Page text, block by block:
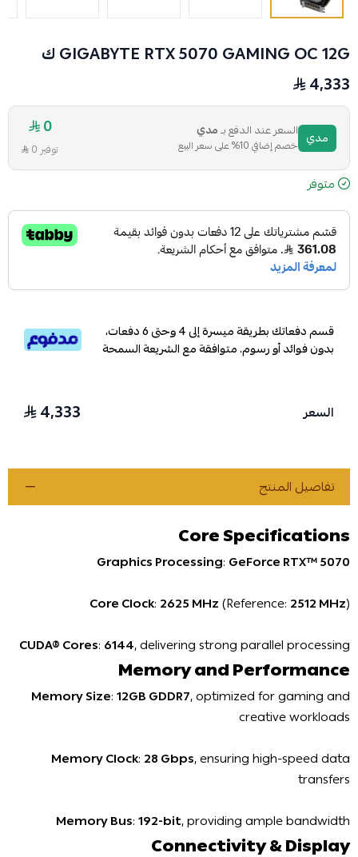
GIGABYTE RTX 5070 GAMING OC 12G ك
4,333
مدي السعر عند الدفع بـمدي
خصم إضافي 10% على سعر البيع
0
توفير 0
متوفر
قسم دفعاتك بطريقة ميسرة إلى 4 وحتى 6 دفعات،
بدون فوائد أو رسوم. متوافقة مع الشريعة السمحة
السعر 4,333
تفاصيل المنتج
Core Specifications
Graphics Processing: GeForce RTX™ 5070
Core Clock: 2625 MHz(Reference: 2512 MHz)
CUDA® Cores: 6144, delivering strong parallel processing
Memory and Performance
Memory Size:12GB GDDR7, optimized for gaming and
creative workloads
Memory Clock: 28 Gbps, ensuring high-speed data
transfers
Memory Bus:192-bit, providing ample bandwidth
Connectivity & Display